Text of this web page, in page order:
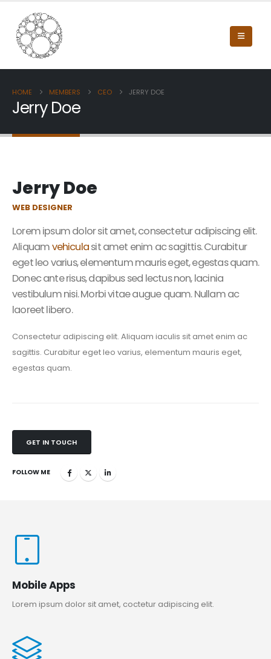
HOME MEMBERS CEO JERRY DOE
Jerry Doe
Jerry Doe
WEB DESIGNER
Lorem ipsum dolor sit amet, consectetur adipiscing elit.
Aliquamvehiculasit amet enim ac sagittis. Curabitur
eget leo varius, elementum mauris eget, egestas quam.
Donec ante risus, dapibus sed lectus non, lacinia
vestibulum nisi. Morbi vitae augue quam. Nullam ac
laoreet libero.
Consectetur adipiscing elit. Aliquam iaculis sit amet enim ac
sagittis. Curabitur eget leo varius, elementum mauris eget,
egestas quam.
GET IN TOUCH
FOLLOW ME
Mobile Apps
Lorem ipsum dolor sit amet, coctetur adipiscing elit.